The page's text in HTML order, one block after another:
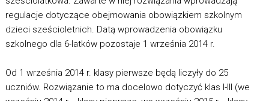
regulacje dotyczące obejmowania obowiązkiem szkolnym
dzieci sześcioletnich. Datą wprowadzenia obowiązku
szkolnego dla 6-latków pozostaje 1 września 2014 r.
Od 1 września 2014 r. klasy pierwsze będą liczyły do 25
uczniów. Rozwiązanie to ma docelowo dotyczyć klas I-III (we